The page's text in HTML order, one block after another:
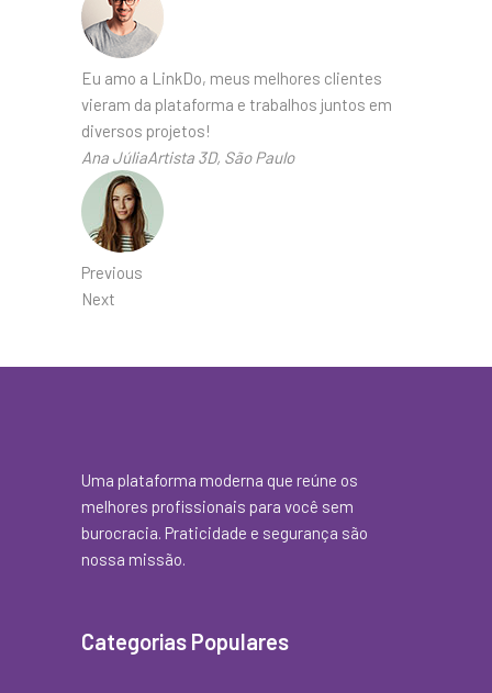
Eu amo a LinkDo, meus melhores clientes
vieram da plataforma e trabalhos juntos em
diversos projetos!
Ana JúliaArtista 3D, São Paulo
Previous
Next
Uma plataforma moderna que reúne os
melhores profissionais para você sem
burocracia. Praticidade e segurança são
nossa missão.
Categorias Populares